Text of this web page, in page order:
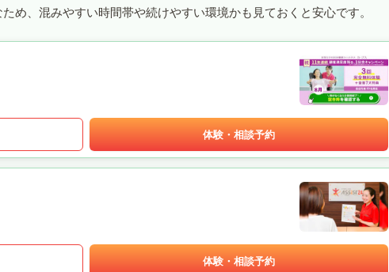
め、混みやすい時間帯や続けやすい環境かも見ておくと安心です。
体験・相談予約
体験・相談予約